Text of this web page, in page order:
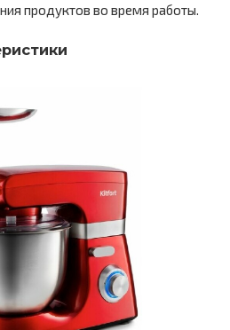
продуктов во время работы.